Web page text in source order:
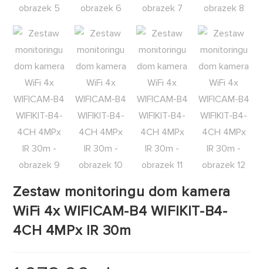
Zestaw monitoringu dom kamera
WiFi 4x WIFICAM-B4 WIFIKIT-B4-
4CH 4MPx IR 30m